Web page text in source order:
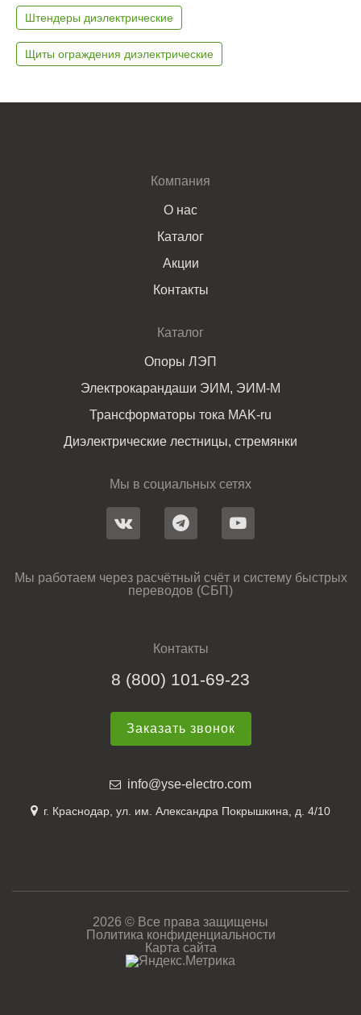
Штендеры диэлектрические
Щиты ограждения диэлектрические
Компания
О нас
Каталог
Акции
Контакты
Каталог
Опоры ЛЭП
Электрокарандаши ЭИМ, ЭИМ-М
Трансформаторы тока MAK-ru
Диэлектрические лестницы, стремянки
Мы в социальных сетях
Мы работаем через расчётный счёт и систему быстрых
переводов (СБП)
Контакты
8 (800) 101-69-23
Заказать звонок
info@yse-electro.com
г. Краснодар, ул. им. Александра Покрышкина, д. 4/10
2026 © Все права защищены
Политика конфиденциальности
Карта сайта